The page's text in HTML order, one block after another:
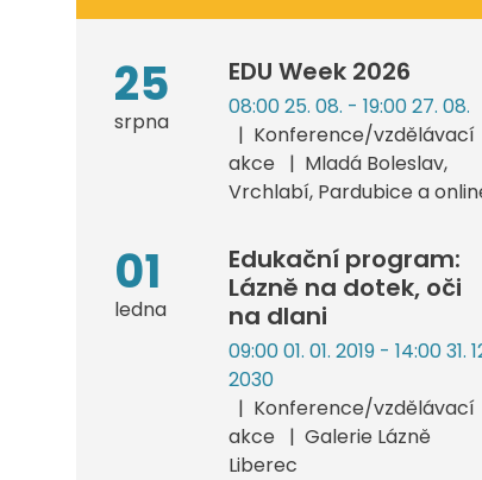
25
srpna
EDU Week 2026
08:00 25. 08. - 19:00 27. 08.
Konference/vzdělávací
akce
Mladá Boleslav,
Vrchlabí, Pardubice a
01
ledna
Edukační program:
Lázně na dotek, oči
na dlani
09:00 01. 01. 2019 - 14:00 31.
2030
Konference/vzdělávací
akce
Galerie Lázně
Liberec